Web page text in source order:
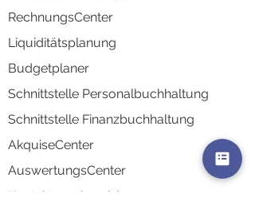
RechnungsCenter
Liquiditätsplanung
Budgetplaner
Schnittstelle Personalbuchhaltung
Schnittstelle Finanzbuchhaltung
AkquiseCenter
AuswertungsCenter
Kontaktsynchronisierung